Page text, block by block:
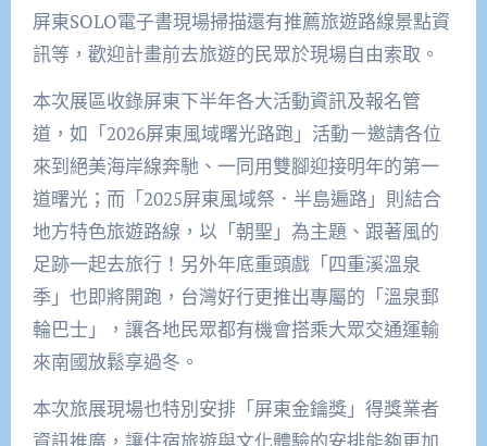
屏東SOLO電子書現場掃描還有推薦旅遊路線景點資
訊等，歡迎計畫前去旅遊的民眾於現場自由索取。
本次展區收錄屏東下半年各大活動資訊及報名管
道，如「2026屏東風域曙光路跑」活動－邀請各位
來到絕美海岸線奔馳、一同用雙腳迎接明年的第一
道曙光；而「2025屏東風域祭．半島遍路」則結合
地方特色旅遊路線，以「朝聖」為主題、跟著風的
足跡一起去旅行！另外年底重頭戲「四重溪溫泉
季」也即將開跑，台灣好行更推出專屬的「溫泉郵
輪巴士」，讓各地民眾都有機會搭乘大眾交通運輸
來南國放鬆享過冬。
本次旅展現場也特別安排「屏東金鑰獎」得獎業者